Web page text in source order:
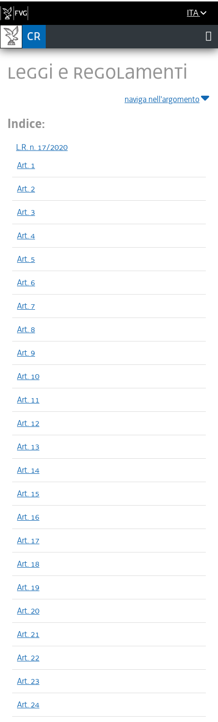
ITA
LEGGI E REGOLAMENTI
naviga nell'argomento
Indice:
L.R. n. 17/2020
Art. 1
Art. 2
Art. 3
Art. 4
Art. 5
Art. 6
Art. 7
Art. 8
Art. 9
Art. 10
Art. 11
Art. 12
Art. 13
Art. 14
Art. 15
Art. 16
Art. 17
Art. 18
Art. 19
Art. 20
Art. 21
Art. 22
Art. 23
Art. 24